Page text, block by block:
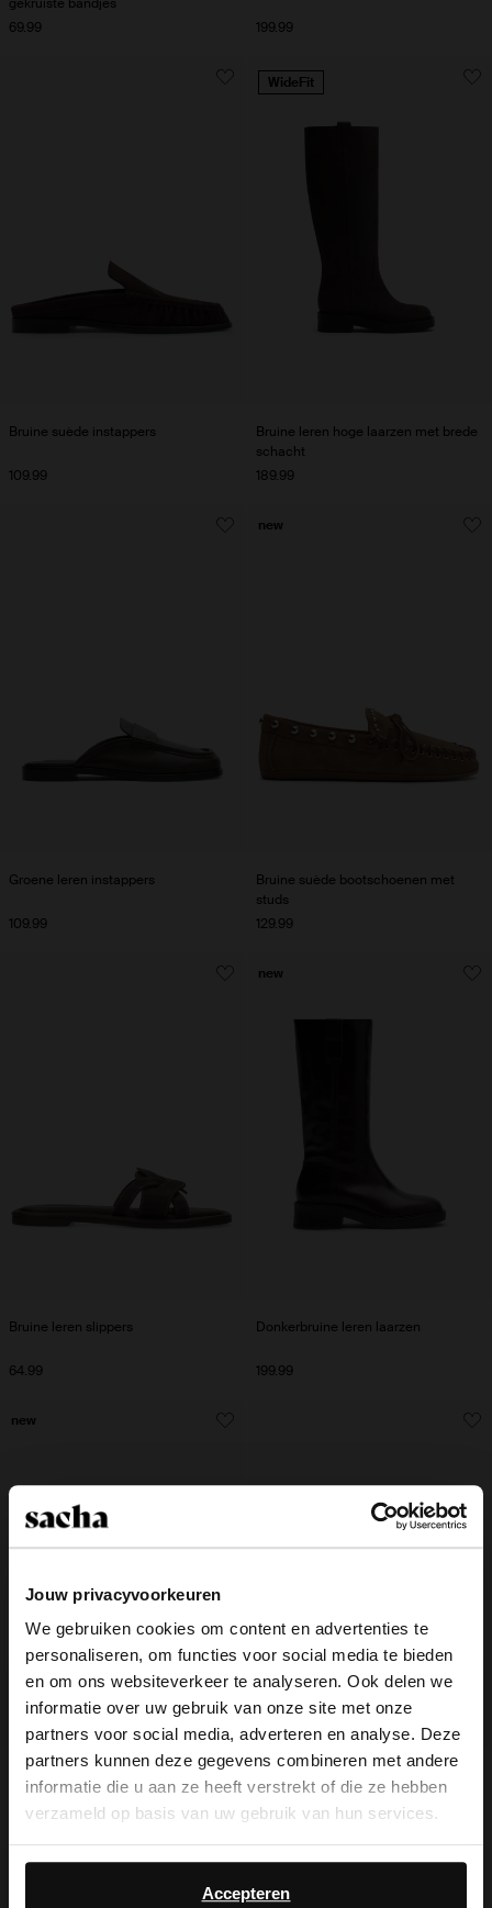
Jouw privacyvoorkeuren
We gebruiken cookies om content en advertenties te
personaliseren, om functies voor social media te bieden
en om ons websiteverkeer te analyseren. Ook delen we
informatie over uw gebruik van onze site met onze
partners voor social media, adverteren en analyse. Deze
partners kunnen deze gegevens combineren met andere
informatie die u aan ze heeft verstrekt of die ze hebben
verzameld op basis van uw gebruik van hun services.
Daarnaast werken wij samen met Google voor
advertentie- en meetdoeleinden. Meer informatie over
Accepteren
69.99
199.99
Bruine suède instappers
109.99
Bruine leren hoge laarzen met brede
schacht
189.99
WideFit
Groene leren instappers
109.99
Bruine suède bootschoenen met
studs
129.99
new
Bruine leren slippers
64.99
Donkerbruine leren laarzen
199.99
new
Beige teddy clogs met gesp
74.99
new
bandjes
69.99
new new
×
View this website in English?
It looks like your language isn't Dutch. Would
you like to switch to English?
English
No, stay in Dutch